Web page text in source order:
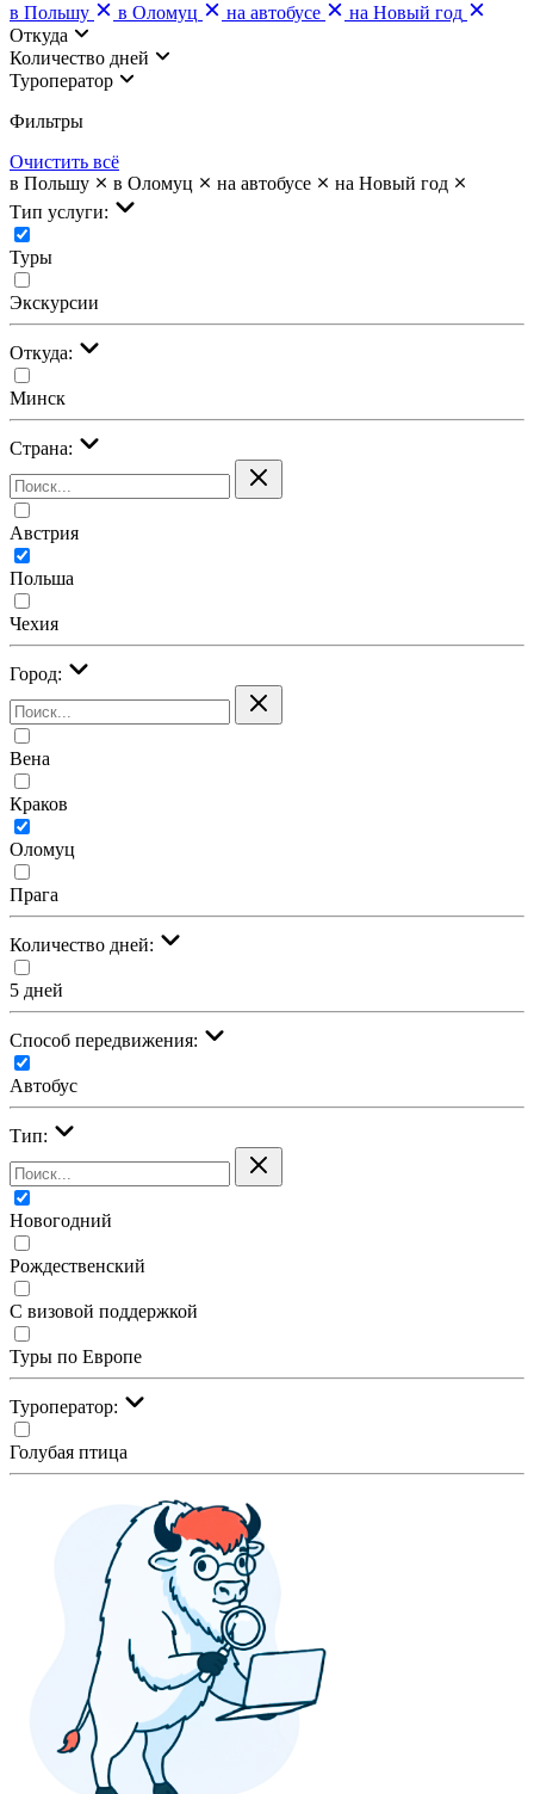
в Польшу
в Оломуц на автобусе
на Новый год
Откуда
Количество дней
Туроператор
Фильтры
Очистить всё
в Польшу
в Оломуц на автобусе
на Новый год
Тип услуги:
Туры
Экскурсии
Откуда:
Минск
Страна:
Австрия
Польша
Чехия
Город:
Вена
Краков
Оломуц
Прага
Количество дней:
5 дней
Cпособ передвижения:
Автобус
Тип:
Новогодний
Рождественский
С визовой поддержкой
Туры по Европе
Туроператор:
Голубая птица